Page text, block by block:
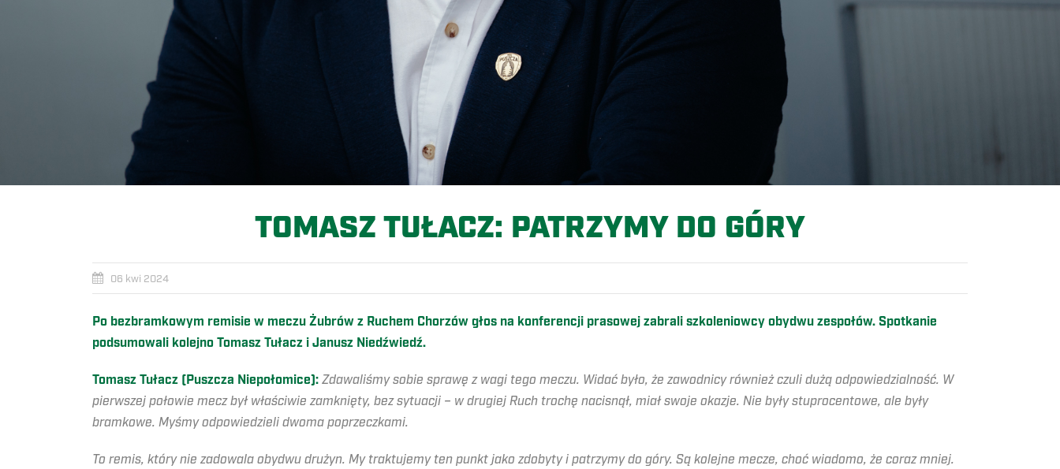
TOMASZ TUŁACZ: PATRZYMY DO GÓRY
06 kwi 2024
Po bezbramkowym remisie w meczu Żubrów z Ruchem Chorzów głos na konferencji prasowej zabrali szkoleniowcy obydwu zespołów. Spotkanie
podsumowali kolejno Tomasz Tułacz i Janusz Niedźwiedź.
Tomasz Tułacz (Puszcza Niepołomice): Zdawaliśmy sobie sprawę z wagi tego meczu. Widać było, że zawodnicy również czuli dużą odpowiedzialność. W
pierwszej połowie mecz był właściwie zamknięty, bez sytuacji – w drugiej Ruch trochę nacisnął, miał swoje okazje. Nie były stuprocentowe, ale były
bramkowe. Myśmy odpowiedzieli dwoma poprzeczkami.
To remis, który nie zadowala obydwu drużyn. My traktujemy ten punkt jako zdobyty i patrzymy do góry. Są kolejne mecze, choć wiadomo, że coraz mniej.